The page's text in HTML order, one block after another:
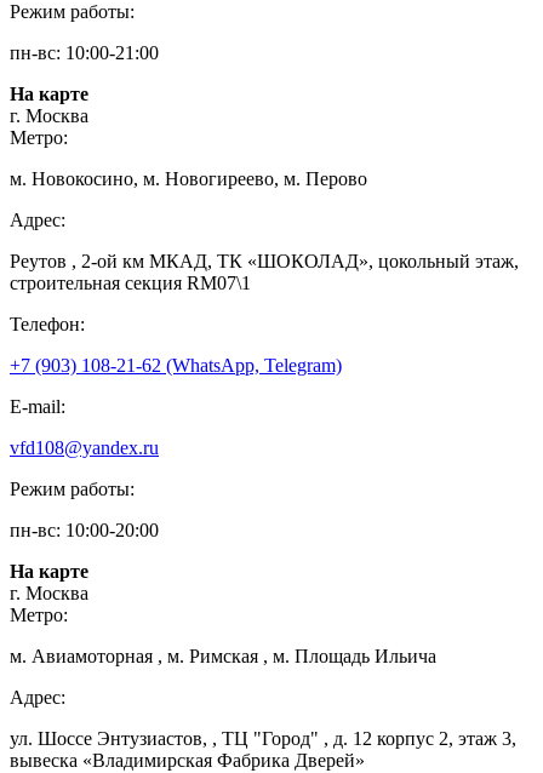
Режим работы:
пн-вс: 10:00-21:00
На карте
г. Москва
Метро:
м. Новокосино, м. Новогиреево, м. Перово
Адрес:
Реутов , 2-ой км МКАД, ТК «ШОКОЛАД», цокольный этаж,
строительная секция RM07\1
Телефон:
+7 (903) 108-21-62 (WhatsApp, Telegram)
E-mail:
vfd108@yandex.ru
Режим работы:
пн-вс: 10:00-20:00
На карте
г. Москва
Метро:
м. Авиамоторная , м. Римская , м. Площадь Ильича
Адрес:
ул. Шоссе Энтузиастов, , ТЦ "Город" , д. 12 корпус 2, этаж 3,
вывеска «Владимирская Фабрика Дверей»